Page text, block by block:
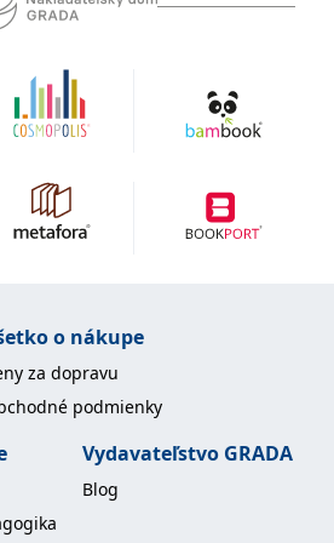
o nákupe
za dopravu
podmienky
Vydavateľstvo GRADA
Blog
2 měsíce
aktivitě na webu. Tato
data mohou být
odeslána k analýze a